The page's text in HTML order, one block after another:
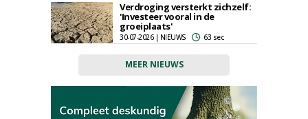
Verdroging versterkt zichzelf:
'Investeer vooral in de
groeiplaats'
30-07-2026 | NIEUWS 63 sec
MEER NIEUWS